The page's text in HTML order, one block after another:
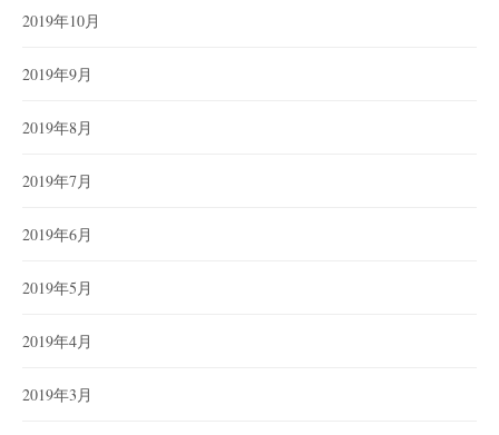
2019年10月
2019年9月
2019年8月
2019年7月
2019年6月
2019年5月
2019年4月
2019年3月